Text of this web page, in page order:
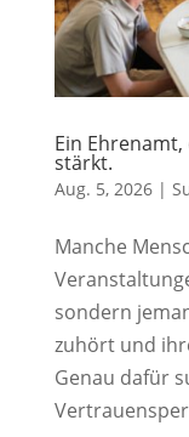
Ein
stärkt.
Aug. 5, 2026|
Manche
sondern
zuhört und
Genau dafür